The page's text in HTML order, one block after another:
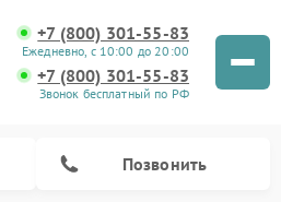
+7 (800) 301-55-83
Ежедневно, с 10:00 до 20:00
+7 (800) 301-55-83
Звонок бесплатный по РФ
Позвонить